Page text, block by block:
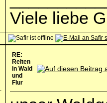
Viele liebe
RE:
Reiten
in Wald
und
Flur